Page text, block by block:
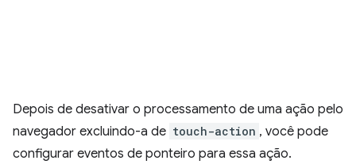
Depois de desativar o processamento de uma ação pelo
navegador excluindo-a de touch-action , você pode
configurar eventos de ponteiro para essa ação.